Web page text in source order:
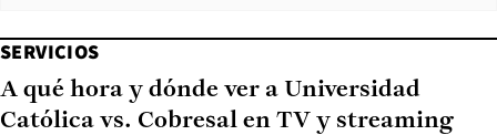
SERVICIOS
A qué hora y dónde ver a Universidad
Católica vs. Cobresal en TV y streaming